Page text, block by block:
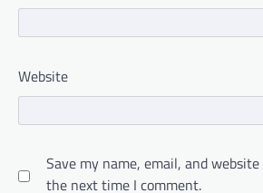
Website
Save my name, email, and
the next time I comment.